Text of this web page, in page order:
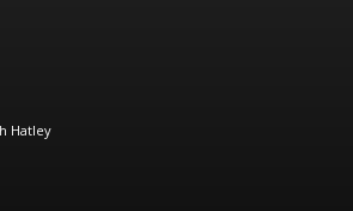
Hatley